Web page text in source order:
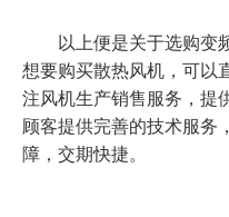
以上便是关于选购变
想要购买散热风机，可以
注风机生产销售服务，提
顾客提供完善的技术服务
障，交期快捷。